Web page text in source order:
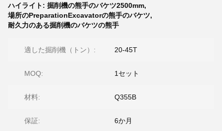
ハイライト: 掘削機の熊手のバケツ2500mm,
場所のPreparationExcavatorの熊手のバケツ,
耐久力のある掘削機のバケツの熊手
適した掘削機（トン）: 20-45T
MOQ: 1セット
材料: Q355B
保証: 6か月